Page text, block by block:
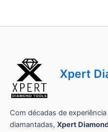
Xpert
Com décadas de
diamantadas, Xpert